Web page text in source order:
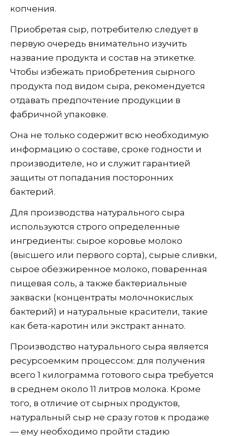
копчения.
Приобретая сыр, потребителю следует в
первую очередь внимательно изучить
название продукта и состав на этикетке.
Чтобы избежать приобретения сырного
продукта под видом сыра, рекомендуется
отдавать предпочтение продукции в
фабричной упаковке.
Она не только содержит всю необходимую
информацию о составе, сроке годности и
производителе, но и служит гарантией
защиты от попадания посторонних
бактерий.
Для производства натурального сыра
используются строго определенные
ингредиенты: сырое коровье молоко
(высшего или первого сорта), сырые сливки,
сырое обезжиренное молоко, поваренная
пищевая соль, а также бактериальные
закваски (концентраты молочнокислых
бактерий) и натуральные красители, такие
как бета-каротин или экстракт аннато.
Производство натурального сыра является
ресурсоемким процессом: для получения
всего 1 килограмма готового сыра требуется
в среднем около 11 литров молока. Кроме
того, в отличие от сырных продуктов,
натуральный сыр не сразу готов к продаже
— ему необходимо пройти стадию